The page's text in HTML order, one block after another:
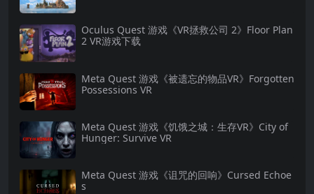
Oculus Quest 游戏《VR拯救公司 2》Floor Plan
2 VR游戏下载
Meta Quest 游戏《被遗忘的物品VR》Forgotten
Possessions VR
Meta Quest 游戏《饥饿之城：生存VR》City of
Hunger: Survive VR
Meta Quest 游戏《诅咒的回响》Cursed Echoe
s